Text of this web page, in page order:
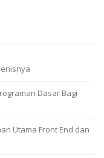
Dasar Bagi
Utama Front End dan